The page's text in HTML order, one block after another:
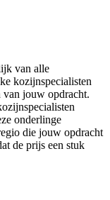
van alle
kozijnspecialisten
van jouw opdracht.
onderlinge
die jouw opdracht
de prijs een stuk